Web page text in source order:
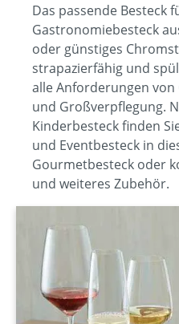
Das passende Besteck
Gastronomiebesteck
oder günstiges
strapazierfähig und
alle Anforderungen
und Großverpflegung.
Kinderbesteck finden
und Eventbesteck in
Gourmetbesteck oder
und weiteres Zubehör.